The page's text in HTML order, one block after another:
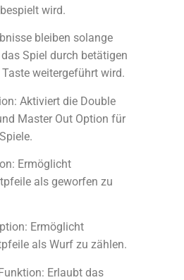
wird.
bleiben solange
Spiel durch betätigen
weitergeführt wird.
Aktiviert die Double
Master Out Option für
Ermöglicht
als geworfen zu
Ermöglicht
als Wurf zu zählen.
Erlaubt das